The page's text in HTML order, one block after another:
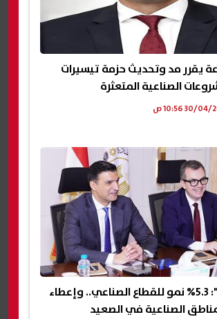
يقرر مد وتحديث حزمة تيسيرات
الصناعية المتعثرة
"التخطيط": 5.3% نمو للقطاع الصناعي.. وإعطاء
الصناعية في الصعيد